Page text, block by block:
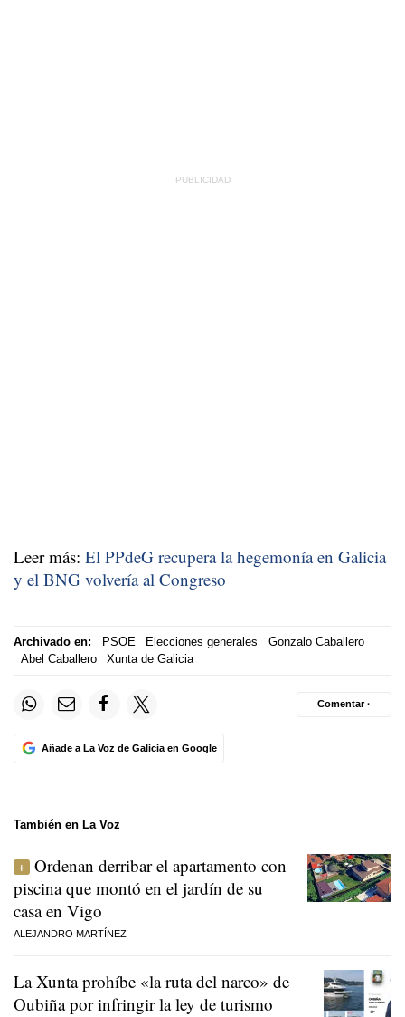
Leer más: El PPdeG recupera la hegemonía en Galicia
y el BNG volvería al Congreso
Archivado en: PSOE Elecciones generales
Gonzalo Caballero
Abel Caballero
Xunta de Galicia
Añade a La Voz de Galicia en Google
Comentar ·
También en La Voz
Ordenan derribar el apartamento con
piscina que montó en el jardín de su
casa en Vigo
ALEJANDRO MARTÍNEZ
La Xunta prohíbe «la ruta del narco» de
Oubiña por infringir la ley de turismo